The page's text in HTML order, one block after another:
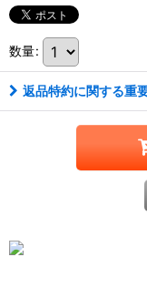
数量:
返品特約に関する重